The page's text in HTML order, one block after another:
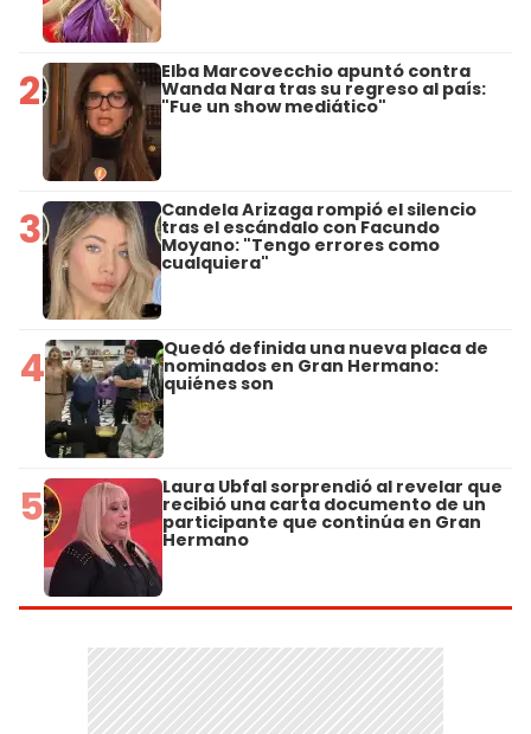
2 Elba Marcovecchio apuntó contra
Wanda Nara tras su regreso al país:
"Fue un show mediático"
3 Candela Arizaga rompió el silencio
tras el escándalo con Facundo
Moyano: "Tengo errores como
cualquiera"
4 Quedó definida una nueva placa de
nominados en Gran Hermano:
quiénes son
5 Laura Ubfal sorprendió al revelar que
recibió una carta documento de un
participante que continúa en Gran
Hermano